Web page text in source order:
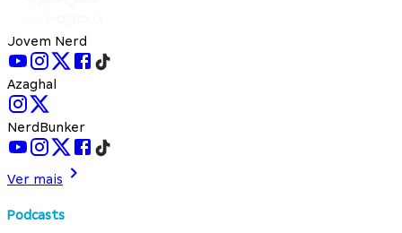
Jovem Nerd
Azaghal
NerdBunker
Ver mais
Podcasts